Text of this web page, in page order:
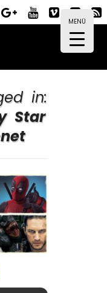
MENÜ
in:
Star